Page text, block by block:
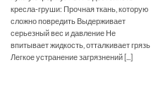
кресла-груши: Прочная ткань, которую
сложно повредить Выдерживает
серьезный вес и давление Не
впитывает жидкость, отталкивает грязь
Легкое устранение загрязнений [...]